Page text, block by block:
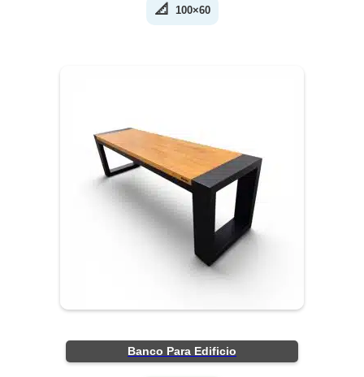
📐 100×60
Banco Para Edificio